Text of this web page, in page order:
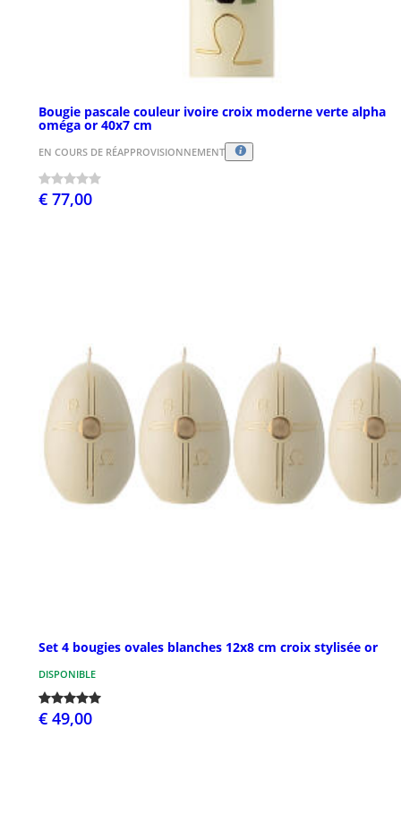
Bougie pascale couleur ivoire croix moderne verte alpha
oméga or 40x7 cm
EN COURS DE RÉAPPROVISIONNEMENT
€ 77,00
Set 4 bougies ovales blanches 12x8 cm croix stylisée or
DISPONIBLE
€ 49,00